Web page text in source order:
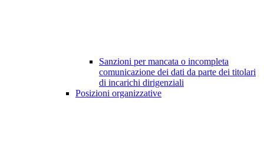
Sanzioni per mancata o incompleta
comunicazione dei dati da parte dei titolari
di incarichi dirigenziali
Posizioni organizzative